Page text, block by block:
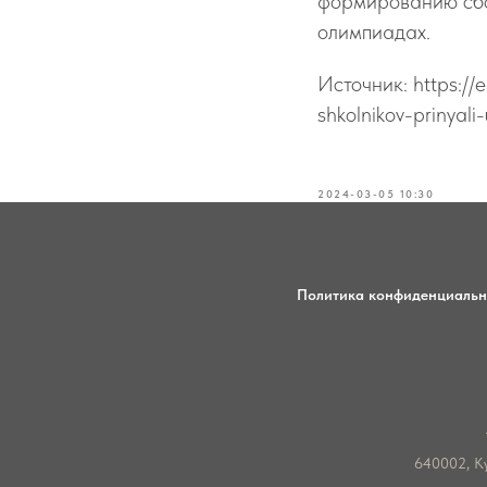
олимпиадах.
Источник: https://
shkolnikov-
2024-03-05 10:30
Политика
640002,